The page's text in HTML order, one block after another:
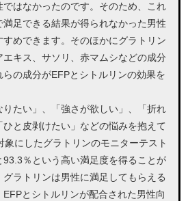
ではなかったのです。そのため、これ
足できる結果が得られなかった男性
めできます。そのほかにグラトリン
キス、サソリ、赤マムシなどの成分
の成分がEFPとシトルリンの効果を
たい」、「強さが欲しい」、「折れ
と皮剥けたい」などの悩みを抱えて
象にしたグラトリンのモニターテスト
％という高い満足度を得ることが
ラトリンは男性に満足してもらえる
とシトルリンが配合された男性向